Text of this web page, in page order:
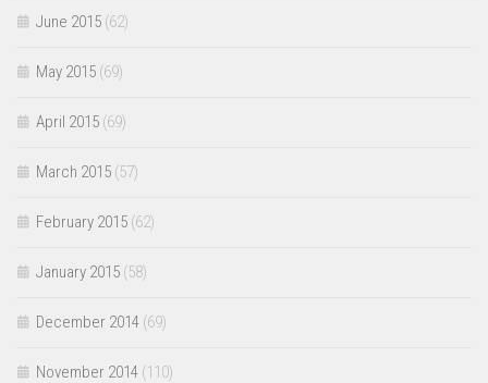
June 2015 (62)
May 2015 (69)
April 2015 (69)
March 2015 (57)
February 2015 (62)
January 2015 (58)
December 2014 (69)
November 2014 (110)